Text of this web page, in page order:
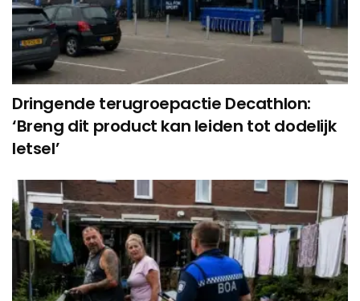
Dringende terugroepactie Decathlon:
‘Breng dit product kan leiden tot dodelijk
letsel’